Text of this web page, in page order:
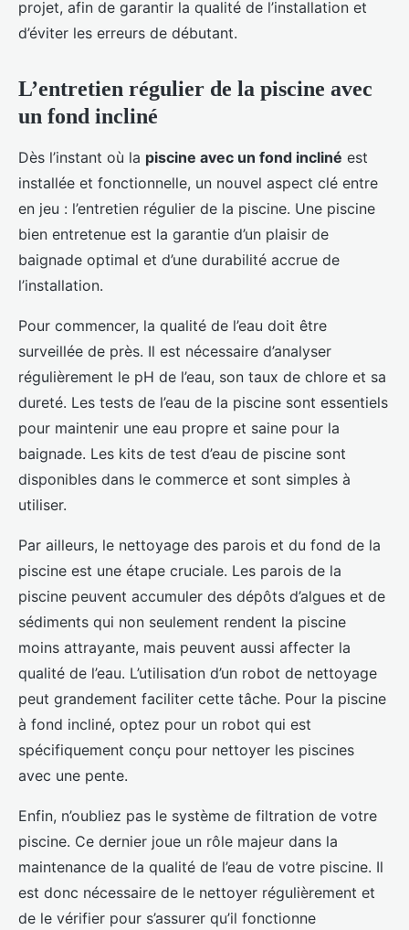
projet, afin de garantir la qualité de l’installation et
d’éviter les erreurs de débutant.
L’entretien régulier de la piscine avec
un fond incliné
Dès l’instant où la piscine avec un fond incliné est
installée et fonctionnelle, un nouvel aspect clé entre
en jeu : l’entretien régulier de la piscine. Une piscine
bien entretenue est la garantie d’un plaisir de
baignade optimal et d’une durabilité accrue de
l’installation.
Pour commencer, la qualité de l’eau doit être
surveillée de près. Il est nécessaire d’analyser
régulièrement le pH de l’eau, son taux de chlore et sa
dureté. Les tests de l’eau de la piscine sont essentiels
pour maintenir une eau propre et saine pour la
baignade. Les kits de test d’eau de piscine sont
disponibles dans le commerce et sont simples à
utiliser.
Par ailleurs, le nettoyage des parois et du fond de la
piscine est une étape cruciale. Les parois de la
piscine peuvent accumuler des dépôts d’algues et de
sédiments qui non seulement rendent la piscine
moins attrayante, mais peuvent aussi affecter la
qualité de l’eau. L’utilisation d’un robot de nettoyage
peut grandement faciliter cette tâche. Pour la piscine
à fond incliné, optez pour un robot qui est
spécifiquement conçu pour nettoyer les piscines
avec une pente.
Enfin, n’oubliez pas le système de filtration de votre
piscine. Ce dernier joue un rôle majeur dans la
maintenance de la qualité de l’eau de votre piscine. Il
est donc nécessaire de le nettoyer régulièrement et
de le vérifier pour s’assurer qu’il fonctionne